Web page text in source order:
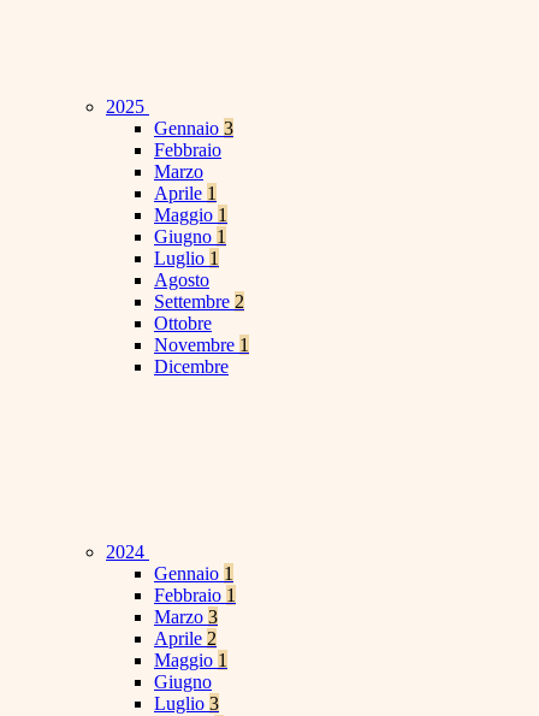
2025
Gennaio 3
Febbraio
Marzo
Aprile 1
Maggio 1
Giugno 1
Luglio 1
Agosto
Settembre 2
Ottobre
Novembre 1
Dicembre
2024
Gennaio 1
Febbraio 1
Marzo 3
Aprile 2
Maggio 1
Giugno
Luglio 3